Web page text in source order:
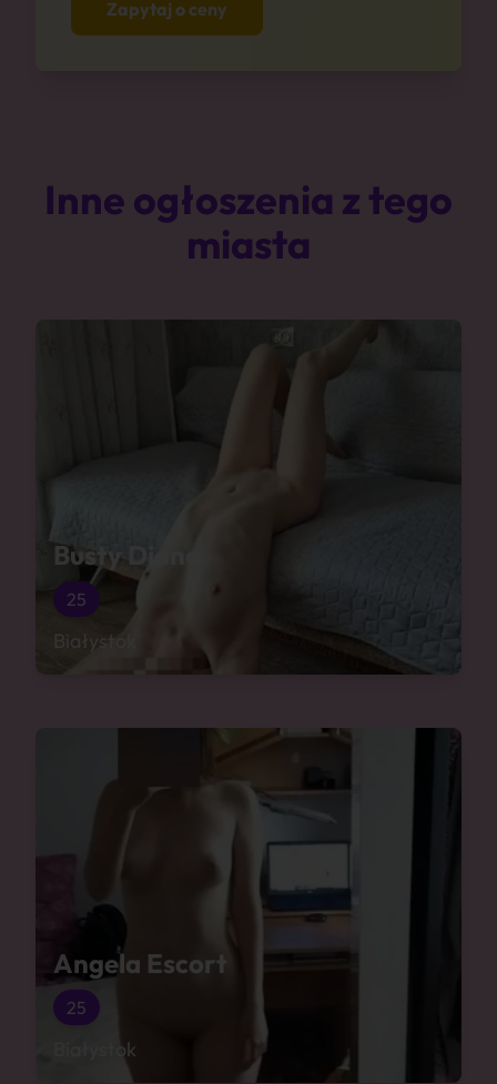
Zapytaj o ceny
Inne ogłoszenia z tego
miasta
Busty Diana
25
Białystok
Angela Escort
25
Białystok